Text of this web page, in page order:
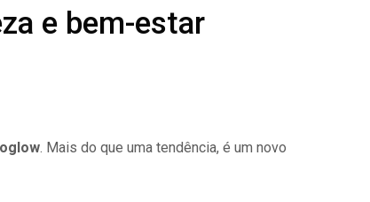
e bem-estar
. Mais do que uma tendência, é um novo